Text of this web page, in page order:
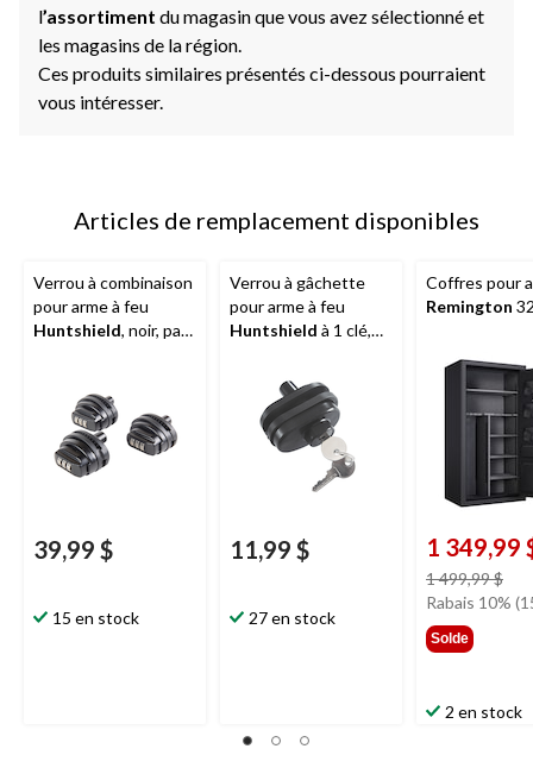
l’assortiment du magasin que vous avez sélectionné et
les magasins de la région.
Ces produits similaires présentés ci-dessous pourraient
vous intéresser.
Articles de remplacement disponibles
Verrou à combinaison
pour arme à feu
Huntshield, noir, paq.
39,99 $
15 en stock
Verrou à gâchette
pour arme à feu
Huntshield à 1 clé,
11,99 $
27 en stock
Coffres pour
Remington
1 349,99
1 499,99 $prix
Rabais 10%
Solde
2 en stock